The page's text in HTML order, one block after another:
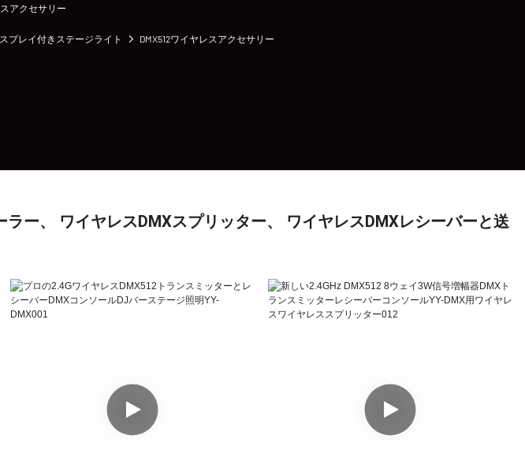
アクセサリー
プレイ付きステージライト DMX512ワイヤレスアクセサリー
ー、 ワイヤレスDMXスプリッター、
ワイヤレスDMXレシーバーと送